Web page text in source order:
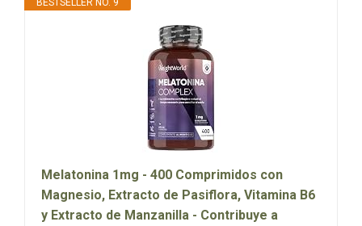
Melatonina 1mg - 400 Comprimidos con
Magnesio, Extracto de Pasiflora, Vitamina B6
y Extracto de Manzanilla - Contribuye a